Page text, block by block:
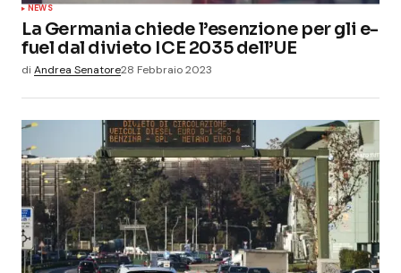
NEWS
La Germania chiede l’esenzione per gli e-
fuel dal divieto ICE 2035 dell’UE
di Andrea Senatore28 Febbraio 2023